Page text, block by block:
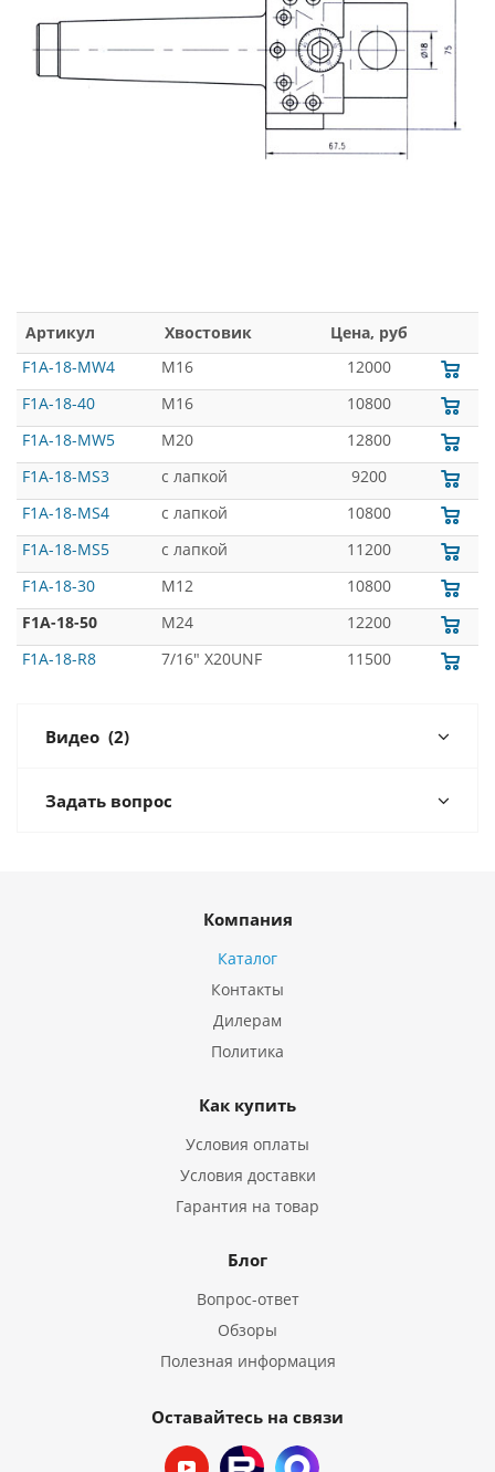
Артикул Хвостовик
Цена, руб
F1A-18-MW4
M16
12000
F1A-18-40
M16
10800
F1A-18-MW5
M20
12800
F1A-18-MS3
с лапкой
9200
F1A-18-MS4
с лапкой
10800
F1A-18-MS5
с лапкой
11200
F1A-18-30
M12
10800
F1A-18-50
M24
12200
F1A-18-R8
7/16" X20UNF 11500
Видео (2)
Задать вопрос
Компания
Каталог
Контакты
Дилерам
Политика
Как купить
Условия оплаты
Условия доставки
Гарантия на товар
Блог
Вопрос-ответ
Обзоры
Полезная информация
Оставайтесь на связи